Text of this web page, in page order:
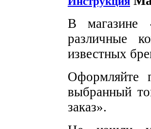
В магазине
различные
известных
Оформляйте
выбранный
заказ».